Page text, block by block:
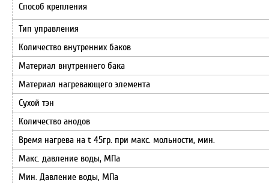
Способ крепления
Тип управления
Количество внутренних баков
Материал внутреннего бака
Материал нагревающего элемента
Сухой тэн
Количество анодов
Время нагрева на t 45гр. при макс. мольности, мин.
Макс. давление воды, МПа
Мин. Давление воды, МПа